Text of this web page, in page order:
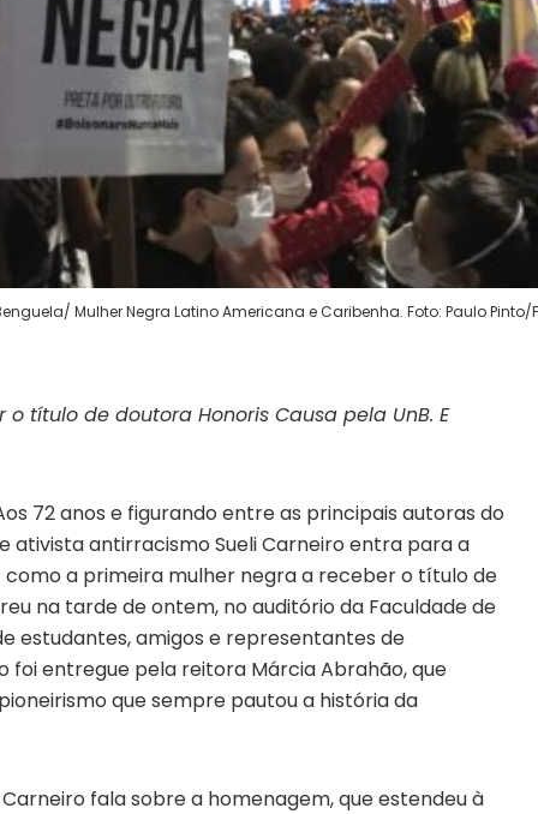
Mulher Negra Latino Americana e Caribenha. Foto: Paulo Pinto/
título de doutora Honoris Causa pela UnB. E
72 anos e figurando entre as principais autoras do
ativista antirracismo Sueli Carneiro entra para a
como a primeira mulher negra a receber o título de
na tarde de ontem, no auditório da Faculdade de
estudantes, amigos e representantes de
foi entregue pela reitora Márcia Abrahão, que
que sempre pautou a história da
Carneiro fala sobre a homenagem, que estendeu à